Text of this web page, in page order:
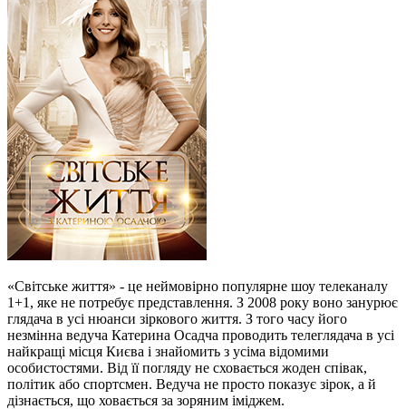
«Світське життя» - це неймовірно популярне шоу телеканалу
1+1, яке не потребує представлення. З 2008 року воно занурює
глядача в усі нюанси зіркового життя. З того часу його
незмінна ведуча Катерина Осадча проводить телеглядача в усі
найкращі місця Києва і знайомить з усіма відомими
особистостями. Від її погляду не сховається жоден співак,
політик або спортсмен. Ведуча не просто показує зірок, а й
дізнається, що ховається за зоряним іміджем.